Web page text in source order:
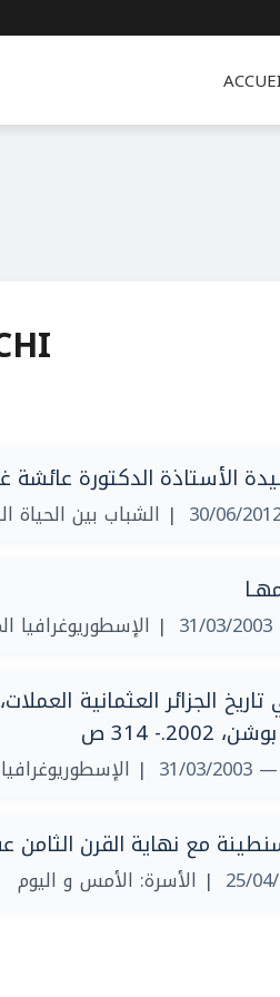
الدكتورة عائشة غطاس
| الشباب بين الحياة
| الإسطوريوغرافيا
|
مع نهاية القرن الثامن
| الأسرة: الأمس و اليوم